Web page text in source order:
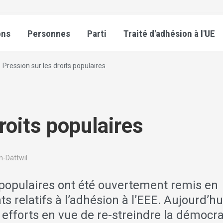
Personnes Parti Traité d'adhésion à l'UE
Pression sur les droits populaires
populaires
Dättwil
ont été ouvertement remis en
relatifs à l’adhésion à l’EEE.
en vue de re-streindre la